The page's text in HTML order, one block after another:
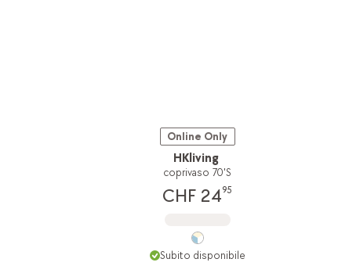
Online Only
HKliving
coprivaso 70'S
CHF 2495
Subito disponibile